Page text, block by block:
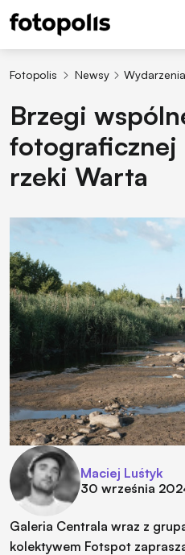
Fotopolis Newsy Wydarzenia
Brzegi
fotograficznej
rzeki Warta
Maciej Luśtyk
30 września
Galeria Centrala wraz z
kolektywem Fotspot